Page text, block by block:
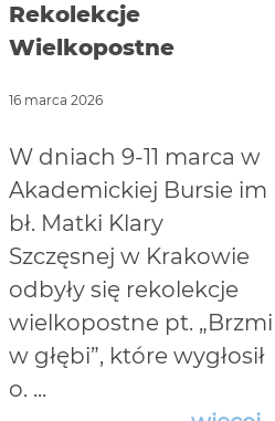
Rekolekcje
Wielkopostne
16 marca 2026
W dniach 9-11 marca w
Akademickiej Bursie im
bł. Matki Klary
Szczęsnej w Krakowie
odbyły się rekolekcje
wielkopostne pt. „Brzmi
w głębi”, które wygłosił
o. ...